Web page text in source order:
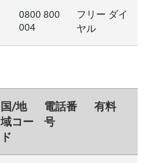
0800 800
004
フリー ダイ
ヤル
国/地
域コー
ド
電話番
号
有料